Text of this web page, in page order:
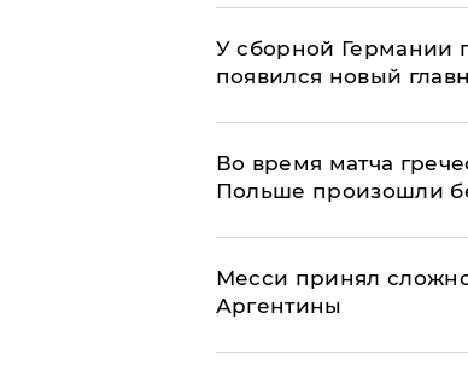
У сборной Германии
появился новый
Во время матча
Польше произошли
Месси принял
Аргентины